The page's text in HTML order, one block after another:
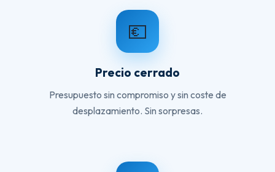
💶
Precio cerrado
Presupuesto sin compromiso y sin coste de
desplazamiento. Sin sorpresas.